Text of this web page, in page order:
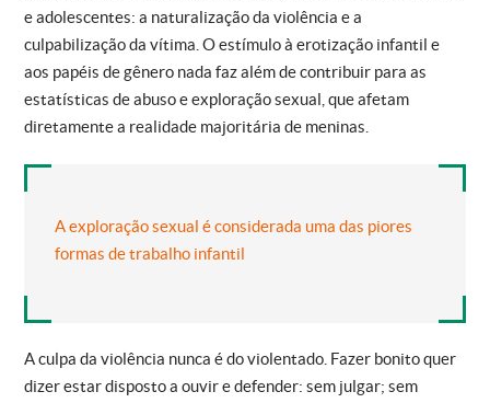
e adolescentes: a naturalização da violência e a
culpabilização da vítima. O estímulo à erotização infantil e
aos papéis de gênero nada faz além de contribuir para as
estatísticas de abuso e exploração sexual, que afetam
diretamente a realidade majoritária de meninas.
A exploração sexual é considerada uma das piores
formas de trabalho infantil
A culpa da violência nunca é do violentado. Fazer bonito quer
dizer estar disposto a ouvir e defender: sem julgar; sem